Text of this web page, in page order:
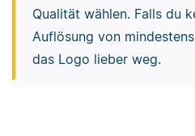
Qualität wählen. Falls du
Auflösung von
das Logo lieber weg.